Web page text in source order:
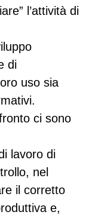
l’attività di
di
uso sia
ci sono
lavoro di
nel
il corretto
e,